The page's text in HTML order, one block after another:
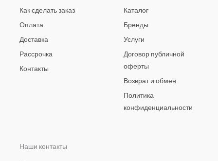
Как сделать заказ
Оплата
Доставка
Рассрочка
Контакты
Каталог
Бренды
Услуги
Договор публичной
оферты
Возврат и обмен
Политика
конфиденциальности
Наши контакты